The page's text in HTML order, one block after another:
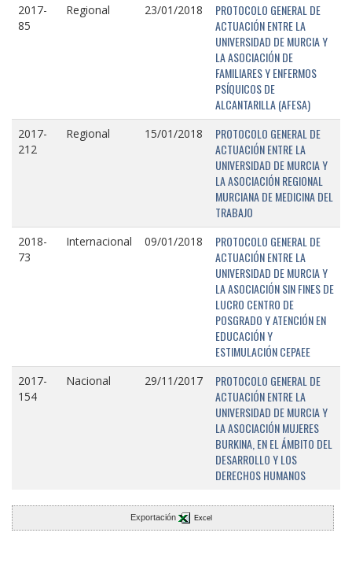
2017-
85
Regional 23/01/2018
PROTOCOLO GENERAL DE
ACTUACIÓN ENTRE LA
UNIVERSIDAD DE MURCIA Y
LA ASOCIACIÓN DE
FAMILIARES Y ENFERMOS
PSÍQUICOS DE
ALCANTARILLA (AFESA)
2017-
212
Regional 15/01/2018
PROTOCOLO GENERAL DE
ACTUACIÓN ENTRE LA
UNIVERSIDAD DE MURCIA Y
LA ASOCIACIÓN REGIONAL
MURCIANA DE MEDICINA DEL
TRABAJO
2018-
73
Internacional 09/01/2018
PROTOCOLO GENERAL DE
ACTUACIÓN ENTRE LA
UNIVERSIDAD DE MURCIA Y
LA ASOCIACIÓN SIN FINES DE
LUCRO CENTRO DE
POSGRADO Y ATENCIÓN EN
EDUCACIÓN Y
ESTIMULACIÓN CEPAEE
2017-
154
Nacional 29/11/2017
PROTOCOLO GENERAL DE
ACTUACIÓN ENTRE LA
UNIVERSIDAD DE MURCIA Y
LA ASOCIACIÓN MUJERES
BURKINA, EN EL ÁMBITO DEL
DESARROLLO Y LOS
DERECHOS HUMANOS
Exportación Excel